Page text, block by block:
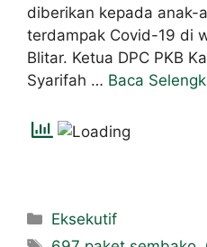
diberikan kepada anak-
terdampak Covid-19 di
Blitar. Ketua DPC PKB
Syarifah … Baca
Eksekutif